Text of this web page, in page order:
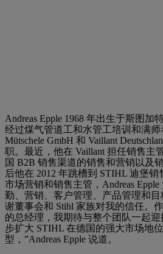
Andreas Epple 1968 年出生于斯图加
经过煤气管道工和水管工培训和满
Mütschele GmbH 和 Vaillant
职。最近，他在 Vaillant 担任销售主
国 B2B 销售渠道的销售和营销以及
后他在 2012 年跳槽到 STIHL 迪堡
市场营销和销售主管，Andreas
勤、营销、客户管理、产品管理和
谢董事会和 Stihl 家族对我的信任。
的总经理，我期待与整个团队一起
步扩大 STIHL 在德国的强大市场地
型，”Andreas Epple 说道。